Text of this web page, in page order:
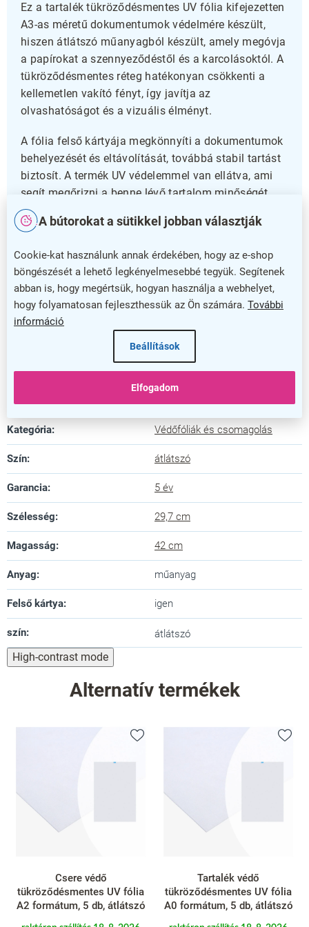
A bútorokat a sütikkel jobban választják
Cookie-kat használunk annak érdekében, hogy az e-shop
böngészését a lehető legkényelmesebbé tegyük. Segítenek
abban is, hogy megértsük, hogyan használja a webhelyet,
hogy folyamatosan fejleszthessük az Ön számára. További
információ
Beállítások
Elfogadom
Ez a tartalék tükröződésmentes UV fólia kifejezetten
A3-as méretű dokumentumok védelmére készült,
hiszen átlátszó műanyagból készült, amely megóvja
a papírokat a szennyeződéstől és a karcolásoktól. A
tükröződésmentes réteg hatékonyan csökkenti a
kellemetlen vakító fényt, így javítja az
olvashatóságot és a vizuális élményt.
A fólia felső kártyája megkönnyíti a dokumentumok
behelyezését és eltávolítását, továbbá stabil tartást
biztosít. A termék UV védelemmel van ellátva, ami
segít megőrizni a benne lévő tartalom minőségét
még hosszú idő után is. Az 5 darabos csomag
ideális választás irodák, iskolák vagy otthoni
Válassza megbízható tartalék fóliánkat
Erős és praktikus megoldás dokumentumai
védelmére, mely hosszú évekig megbízható társ lesz
munkája során. Rendelje meg most, és tapasztalja
meg a professzionális védelem előnyeit!
Kiegészítő paraméterek
Kategória: Védőfóliák és csomagolás
Szín: átlátszó
Garancia: 5 év
Szélesség: 29,7 cm
Magasság: 42 cm
Anyag: műanyag
Felső kártya: igen
szín: átlátszó
High-contrast mode
Alternatív termékek
Tartalék védő
tükröződésmentes UV fólia
A0 formátum, 5 db, átlátszó
Csere védő
tükröződésmentes UV fólia,
A4 formátum, 5 db, átlátszó